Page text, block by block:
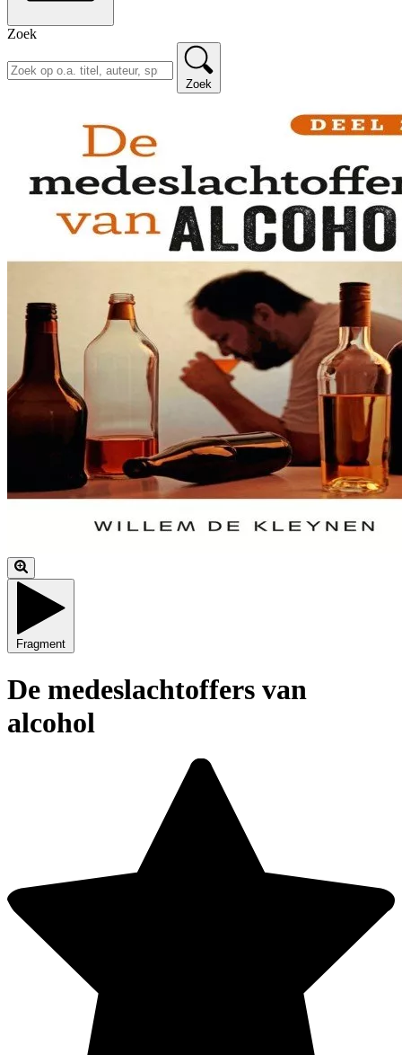
Zoek
Zoek
Fragment
De medeslachtoffers van
alcohol